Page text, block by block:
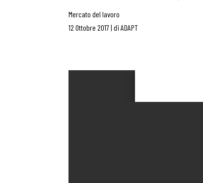
Mercato del lavoro
12 Ottobre 2017| di ADAPT